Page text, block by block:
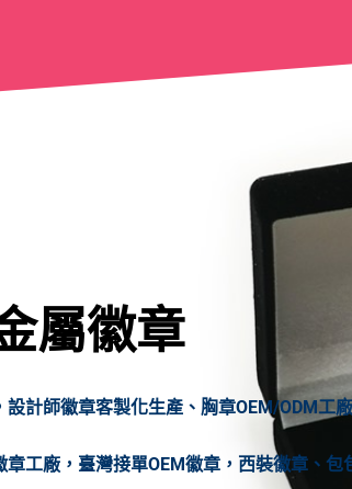
屬徽章
計師徽章客製化生產、胸章OEM/ODM工廠
工廠，臺灣接單OEM徽章，西裝徽章、包